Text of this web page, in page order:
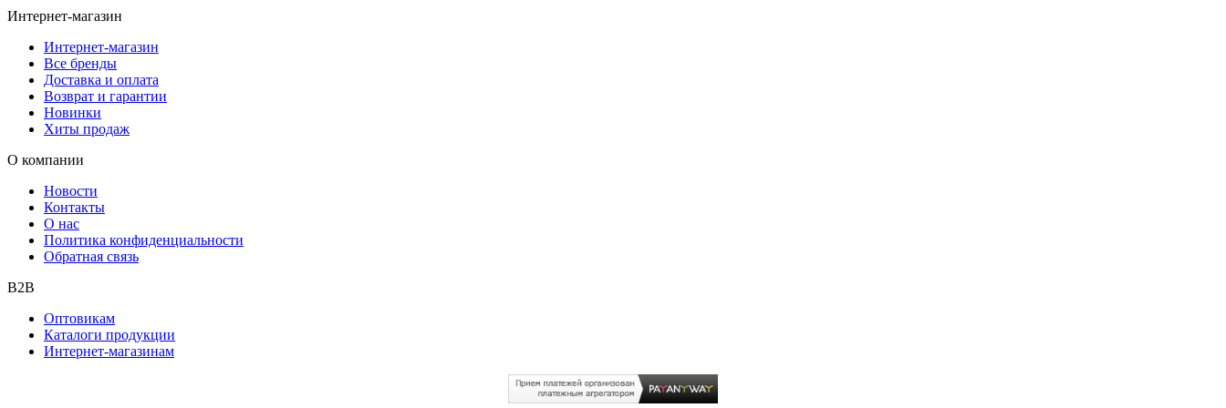
Интернет-магазин
Интернет-магазин
Все бренды
Доставка и оплата
Возврат и гарантии
Новинки
Хиты продаж
О компании
Новости
Контакты
О нас
Политика конфиденциальности
Обратная связь
B2B
Оптовикам
Каталоги продукции
Интернет-магазинам